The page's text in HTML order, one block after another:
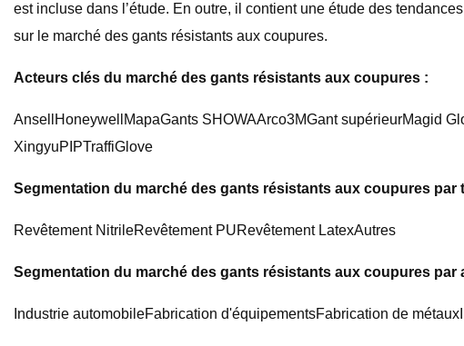
est incluse dans l’étude. En outre, il contient une étude des
sur le marché des gants résistants aux coupures.
Acteurs clés du marché des gants résistants aux coupures :
AnsellHoneywellMapaGants SHOWAArco3MGant supérieurMagid
XingyuPIPTraffiGlove
Segmentation du marché des gants résistants aux coupures par
Revêtement NitrileRevêtement PURevêtement LatexAutres
Segmentation du marché des gants résistants aux coupures par
Industrie automobileFabrication d'équipementsFabrication de